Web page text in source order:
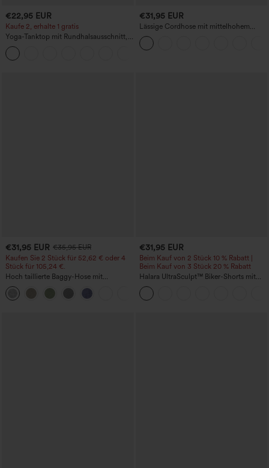
€22,95 EUR
Kaufe 2, erhalte 1 gratis
Yoga-Tanktop mit Rundhalsausschnitt,
Racerback und Raffung
€31,95 EUR
Lässige Cordhose mit mittelhohem
Bund, Reißverschluss und Seitentaschen
€31,95 EUR €35,95 EUR
Kaufen Sie 2 Stück für 52,62 € oder 4
Stück für 105,24 €.
Hoch taillierte Baggy-Hose mit
Kordelzug, Taschen und weitem Bein
€31,95 EUR
Beim Kauf von 2 Stück 10 % Rabatt |
Beim Kauf von 3 Stück 20 % Rabatt
Halara UltraSculpt™ Biker-Shorts mit
hoher Taille, bauchformend (Tummy
Control), mit Seitentasche für Training,
5''